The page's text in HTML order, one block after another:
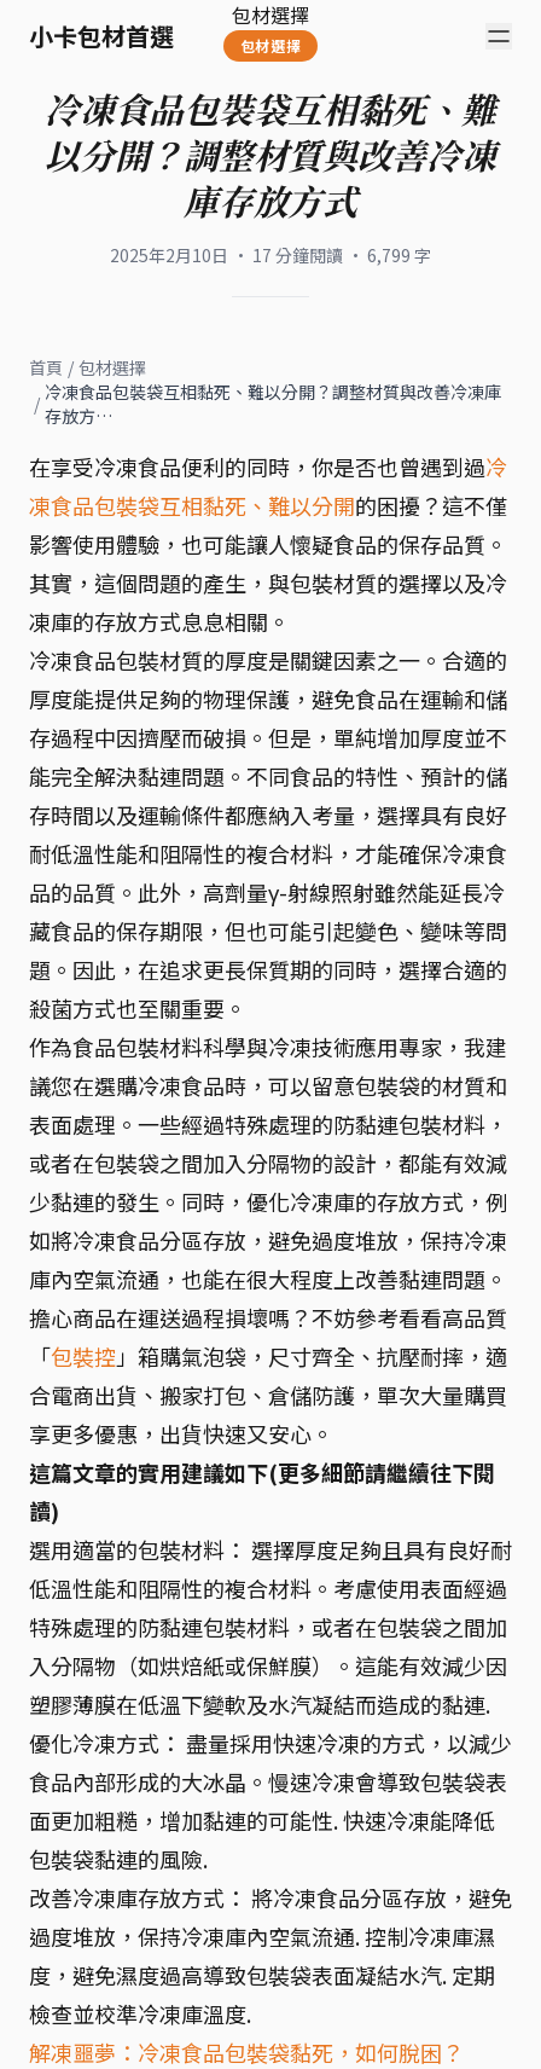
小卡包材首選
包材選擇
包材選擇
冷凍食品包裝袋互相黏死、難
以分開？調整材質與改善冷凍
庫存放方式
2025年2月10日 · 17 分鐘閱讀 · 6,799 字
首頁 / 包材選擇
/ 冷凍食品包裝袋互相黏死、難以分開？調整材質與改善冷凍庫
存放方…
在享受冷凍食品便利的同時，你是否也曾遇到過冷
凍食品包裝袋互相黏死、難以分開的困擾？這不僅
影響使用體驗，也可能讓人懷疑食品的保存品質。
其實，這個問題的產生，與包裝材質的選擇以及冷
凍庫的存放方式息息相關。
冷凍食品包裝材質的厚度是關鍵因素之一。合適的
厚度能提供足夠的物理保護，避免食品在運輸和儲
存過程中因擠壓而破損。但是，單純增加厚度並不
能完全解決黏連問題。不同食品的特性、預計的儲
存時間以及運輸條件都應納入考量，選擇具有良好
耐低溫性能和阻隔性的複合材料，才能確保冷凍食
品的品質。此外，高劑量γ-射線照射雖然能延長冷
藏食品的保存期限，但也可能引起變色、變味等問
題。因此，在追求更長保質期的同時，選擇合適的
殺菌方式也至關重要。
作為食品包裝材料科學與冷凍技術應用專家，我建
議您在選購冷凍食品時，可以留意包裝袋的材質和
表面處理。一些經過特殊處理的防黏連包裝材料，
或者在包裝袋之間加入分隔物的設計，都能有效減
少黏連的發生。同時，優化冷凍庫的存放方式，例
如將冷凍食品分區存放，避免過度堆放，保持冷凍
庫內空氣流通，也能在很大程度上改善黏連問題。
擔心商品在運送過程損壞嗎？不妨參考看看高品質
「包裝控 」箱購氣泡袋，尺寸齊全、抗壓耐摔，適
合電商出貨、搬家打包、倉儲防護，單次大量購買
享更多優惠，出貨快速又安心。
這篇文章的實用建議如下(更多細節請繼續往下閱
讀)
選用適當的包裝材料： 選擇厚度足夠且具有良好耐
低溫性能和阻隔性的複合材料。考慮使用表面經過
特殊處理的防黏連包裝材料，或者在包裝袋之間加
入分隔物（如烘焙紙或保鮮膜）。這能有效減少因
塑膠薄膜在低溫下變軟及水汽凝結而造成的黏連.
優化冷凍方式： 盡量採用快速冷凍的方式，以減少
食品內部形成的大冰晶。慢速冷凍會導致包裝袋表
面更加粗糙，增加黏連的可能性. 快速冷凍能降低
包裝袋黏連的風險.
改善冷凍庫存放方式： 將冷凍食品分區存放，避免
過度堆放，保持冷凍庫內空氣流通. 控制冷凍庫濕
度，避免濕度過高導致包裝袋表面凝結水汽. 定期
檢查並校準冷凍庫溫度.
解凍噩夢：冷凍食品包裝袋黏死，如何脫困？